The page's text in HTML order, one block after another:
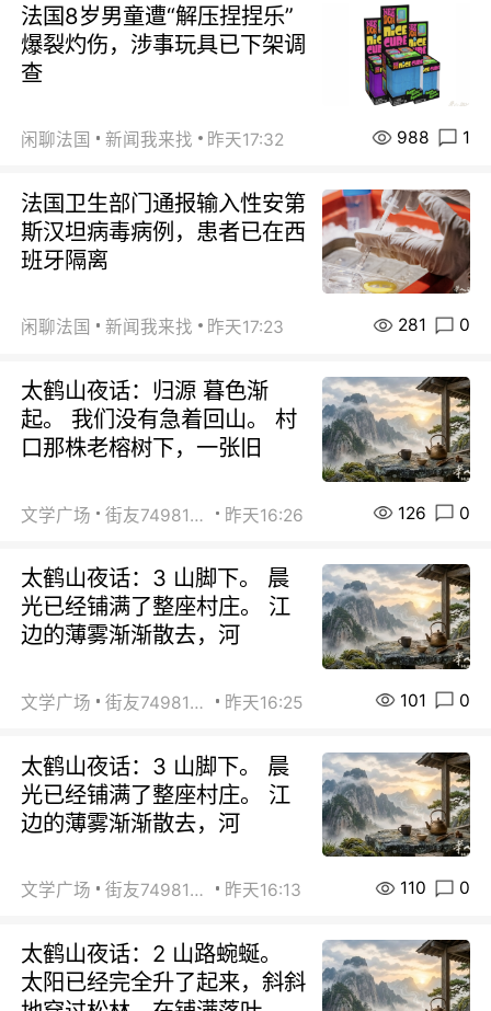
法国8岁男童遭“解压捏捏乐”
爆裂灼伤，涉事玩具已下架调
查
闲聊法国 新闻我来找 昨天17:32 988 1
法国卫生部门通报输入性安第
斯汉坦病毒病例，患者已在西
班牙隔离
闲聊法国 新闻我来找 昨天17:23 281 0
太鹤山夜话：归源 暮色渐
起。 我们没有急着回山。 村
口那株老榕树下，一张旧
文学广场 街友74981146 昨天16:26 126 0
太鹤山夜话：3 山脚下。 晨
光已经铺满了整座村庄。 江
边的薄雾渐渐散去，河
文学广场 街友74981146 昨天16:25 101 0
太鹤山夜话：3 山脚下。 晨
光已经铺满了整座村庄。 江
边的薄雾渐渐散去，河
文学广场 街友74981146 昨天16:13 110 0
太鹤山夜话：2 山路蜿蜒。
太阳已经完全升了起来，斜斜